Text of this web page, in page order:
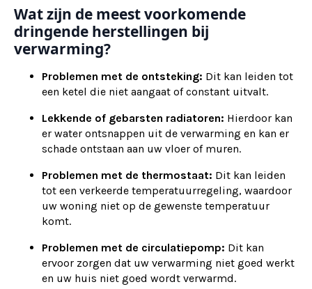
Wat zijn de meest voorkomende
dringende herstellingen bij
verwarming?
Problemen met de ontsteking: Dit kan leiden tot
een ketel die niet aangaat of constant uitvalt.
Lekkende of gebarsten radiatoren: Hierdoor kan
er water ontsnappen uit de verwarming en kan er
schade ontstaan aan uw vloer of muren.
Problemen met de thermostaat: Dit kan leiden
tot een verkeerde temperatuurregeling, waardoor
uw woning niet op de gewenste temperatuur
komt.
Problemen met de circulatiepomp: Dit kan
ervoor zorgen dat uw verwarming niet goed werkt
en uw huis niet goed wordt verwarmd.